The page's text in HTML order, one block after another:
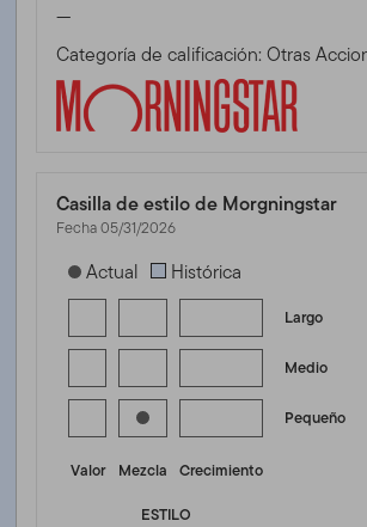
—
Categoría de calificación: Otras
Casilla de estilo de Morgningstar
Fecha 05/31/2026
[products.morningstar-stylebox-title-
Actual Histórica
Largo
Medio
Pequeño
Valor Mezcla
Crecimiento
ESTILO